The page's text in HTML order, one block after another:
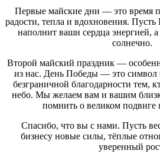
Первые майские дни — это время
радости, тепла и вдохновения.
наполнит ваши сердца энергией,
солнечно.
Второй майский праздник —
из нас. День Победы — это символ
безграничной благодарности тем,
небо. Мы желаем вам и вашим
помнить о великом подвиге
Спасибо, что вы с нами. Пусть
бизнесу новые силы, тёплые
уверенный